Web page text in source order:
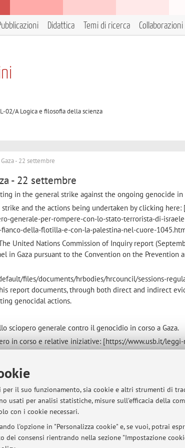
il suo funzionamento, sia cookie e altri strumenti di
usati per analisi statistiche, misure sull'efficacia della
con i cookie necessari.
l'opzione in "Personalizza cookie" e, se vuoi, potrai
dei consensi rientrando nella sezione "Impostazione
Didattica Temi di ricerca Collaborazioni
02/A Logica e filosofia della scienza
- 22 settembre
- 22 settembre
in the general strike against the ongoing genocide in
strike and the actions being undertaken by clicking
generale-per-rompere-con-lo-stato-terrorista-di-
della-flotilla-e-con-la-palestina-nel-cuore-
United Nations Commission of Inquiry report
in Gaza pursuant to the Convention on the Prevention
files/documents/hrbodies/hrcouncil/sessions-
report documents, through both direct and indirect
genocidal actions.
sciopero generale contro il genocidio in corso a Gaza.
in corso e relative iniziative: [https://www.usb.it/
con-lo-stato-terrorista-di-israele-per-difendere-gaza-
del rapporto della Commissione d’inchiesta delle
analysis of the conduct of Israel in Gaza pursuant to
the Crime of Genocide":
files/documents/hrbodies/hrcouncil/sessions-
rapporto documenta la responsabilità dello Stato di
dirette e indirette.